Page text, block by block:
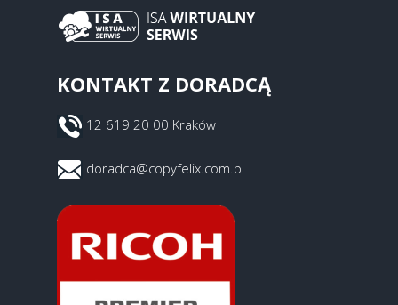
KONTAKT Z DORADCĄ
12 619 20 00 Kraków
doradca@copyfelix.com.pl